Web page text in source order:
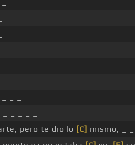
pero te dio lo [C] mismo, _